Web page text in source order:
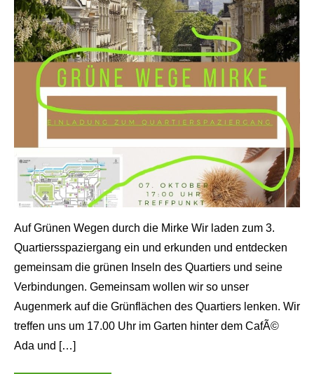
Auf Grünen Wegen durch die Mirke Wir laden zum 3.
Quartiersspaziergang ein und erkunden und entdecken
gemeinsam die grünen Inseln des Quartiers und seine
Verbindungen. Gemeinsam wollen wir so unser
Augenmerk auf die Grünflächen des Quartiers lenken. Wir
treffen uns um 17.00 Uhr im Garten hinter dem CafÃ©
Ada und […]